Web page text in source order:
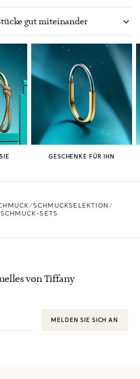
gut miteinander
GESCHENKE FÜR IHN
SCHMUCKSELEKTION
SCHMUCK-SETS
von Tiffany
MELDEN SIE SICH AN